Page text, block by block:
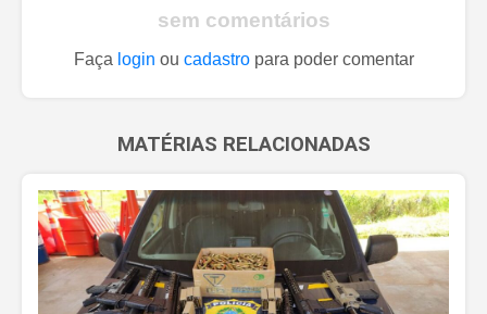
sem comentários
Faça login ou cadastropara poder comentar
MATÉRIAS RELACIONADAS